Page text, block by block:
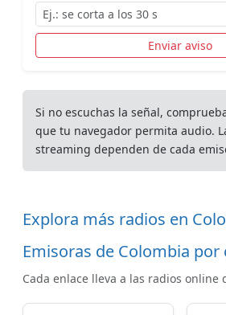
Enviar aviso
Si no escuchas la señal,
que tu navegador permita audio.
streaming dependen de cada
Explora más radios en
Emisoras de Colombia por
Cada enlace lleva a las radios online